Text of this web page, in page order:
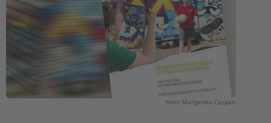
Tagesgruppen
HILFEN ZUR ERZIEHUNG
EINGLIEDERUNGSHILFE
BETREUTES WOHNEN
Suchen
Foto: Margarete Caspari